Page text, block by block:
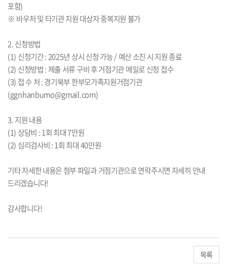
포함)
※ 바우처 및 타기관 지원 대상자 중복지원 불가
2. 신청방법
(1) 신청기간 : 2025년 상시 신청 가능 / 예산 소진 시 지원 종료
(2) 신청방법 : 제출 서류 구비 후 거점기관 메일로 신청 접수
(3) 접 수 처 : 경기북부 한부모가족지원거점기관
(ggnhanbumo@gmail.com)
3. 지원 내용
(1) 상담비 : 1회 최대 7만원
(2) 심리검사비 : 1회 최대 40만원
기타 자세한 내용은 첨부 파일과 거점기관으로 연락주시면 자세히 안내
드리겠습니다!
감사합니다!
목록